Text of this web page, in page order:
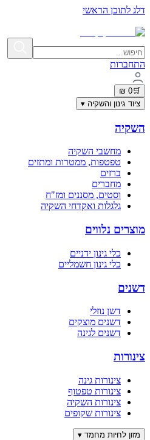
דלג לתוכן הראשי
התחברות
🛒
0 ₪
ציוד גינון והשקיה ▾
השקיה
מחשבי השקיה
טפטפות, ממטרות ומתזים
ברזים
מחברים
וסטים, מסננים ומז"ח
גלגלות ואקדחי השקיה
מוצרים נלווים
כלי גינון ידניים
כלי גינון חשמליים
דשנים
דשן נוזלי
דשנים מוצקים
דשנים לגינה
צינורות
צינורות גינה
צינורות טפטוף
צינורות השקיה
צינורות שקופים
מזון לחיות מחמד ▾